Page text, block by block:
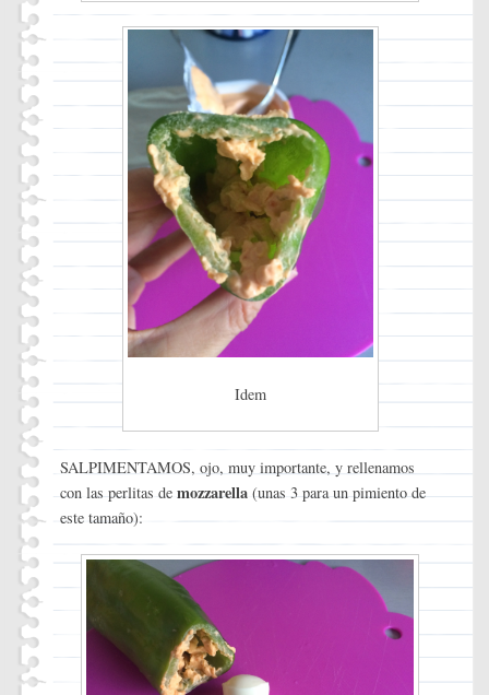
Idem
SALPIMENTAMOS, ojo, muy importante, y rellenamos
con las perlitas de mozzarella (unas 3 para un pimiento de
este tamaño):